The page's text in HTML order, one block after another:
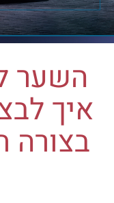
השער
בצורה